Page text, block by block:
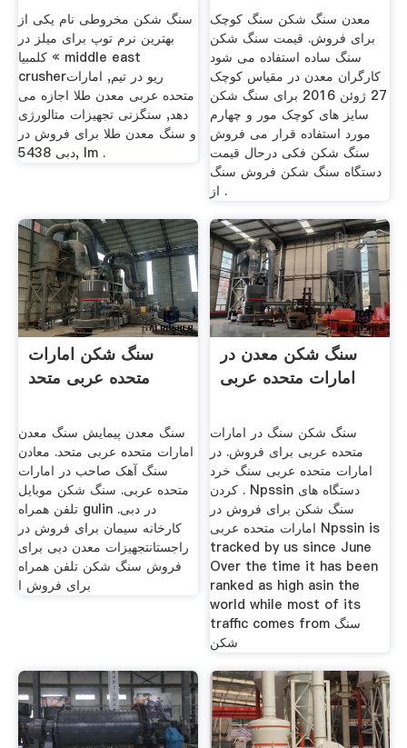
سنگ شکن مخروطی نام یکی از
بهترین نرم توپ برای میلز در
کلمبیا « middle east
crusherریو در تیم, امارات
متحده عربی معدن طلا اجازه می
دهد, سنگزنی تجهیزات متالورژی
و سنگ معدن طلا برای فروش در
دبی 5438, lm .
معدن سنگ شکن سنگ کوچک
برای فروش. قیمت سنگ شکن
سنگ ساده استفاده می شود
کارگران معدن در مقیاس کوچک
27 ژوئن 2016 برای سنگ شکن
سایز های کوچک مور و چهارم
مورد استفاده قرار می فروش
سنگ شکن فکی درحال قیمت
دستگاه سنگ شکن فروش سنگ
از .
سنگ شکن امارات
متحده عربی متحد
سنگ معدن پیمایش سنگ معدن
امارات متحده عربی متحد. معادن
سنگ آهک صاحب در امارات
متحده عربی. سنگ شکن موبایل
تلفن همراه gulin در دبی.
کارخانه سیمان برای فروش در
راجستان تجهیزات معدن دبی برای
فروش سنگ شکن تلفن همراه
برای فروش ا
سنگ شکن معدن در
امارات متحده عربی
سنگ شکن سنگ در امارات
متحده عربی برای فروش. در
امارات متحده عربی سنگ خرد
کردن . Npssin دستگاه های
سنگ شکن برای فروش در
امارات متحده عربی Npssin is
tracked by us since June
Over the time it has been
ranked as high asin the
world while most of its
traffic comes from سنگ
شکن